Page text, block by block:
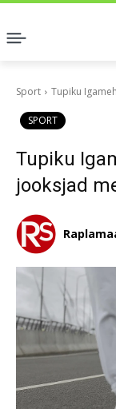
Sport Tupiku
SPORT
Tupiku
jooksjad